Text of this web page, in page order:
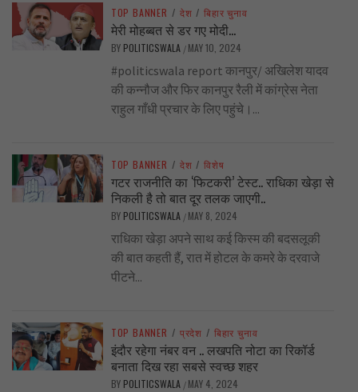
TOP BANNER / देश / बिहार चुनाव
मेरी मोहब्बत से डर गए मोदी…
BY POLITICSWALA / MAY 10, 2024
#politicswala report कानपुर/ अखिलेश यादव
की कन्नौज और फिर कानपुर रैली में कांग्रेस नेता
राहुल गाँधी प्रचार के लिए पहुंचे।...
TOP BANNER / देश / विशेष
गटर राजनीति का ‘फिटकरी’ टेस्ट.. राधिका खेड़ा से
निकली है तो बात दूर तलक जाएगी..
BY POLITICSWALA / MAY 8, 2024
राधिका खेड़ा अपने साथ कई किस्म की बदसलूकी
की बात कहती हैं, रात में होटल के कमरे के दरवाजे
पीटने...
TOP BANNER / प्रदेश / बिहार चुनाव
इंदौर रहेगा नंबर वन .. लखपति नोटा का रिकॉर्ड
बनाता दिख रहा सबसे स्वच्छ शहर
BY POLITICSWALA / MAY 4, 2024